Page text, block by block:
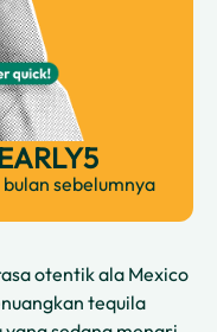
EARLY5
bulan sebelumnya
otentik ala Mexico
tequila